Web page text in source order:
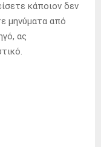
κάποιον δεν
μηνύματα από
ας